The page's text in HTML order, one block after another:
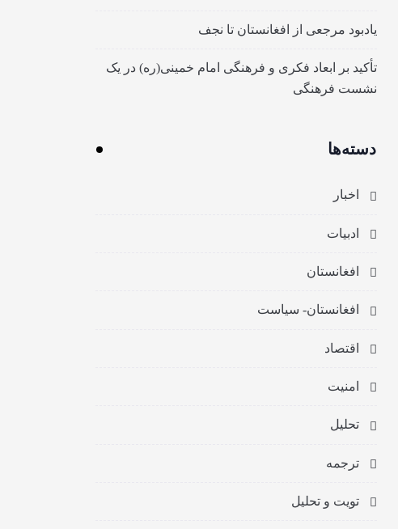
یادبود مرجعی از افغانستان تا نجف
تأکید بر ابعاد فکری و فرهنگی امام خمینی(ره) در یک
نشست فرهنگی
دسته‌ها
اخبار
ادبیات
افغانستان
افغانستان- سیاست
اقتصاد
امنیت
تحلیل
ترجمه
تویت و تحلیل